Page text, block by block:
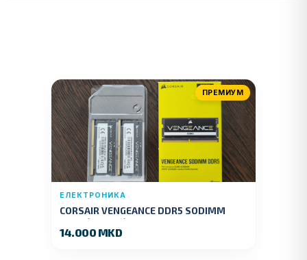
ПРЕМИУМ
ЕЛЕКТРОНИКА
CORSAIR VENGEANCE DDR5 SODIMM
32GB (2x16GB) DDR5 4800MT/s
14.000 MKD